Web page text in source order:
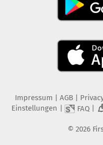
Impressum AGB
Einstellungen
FAQ|
© 2026